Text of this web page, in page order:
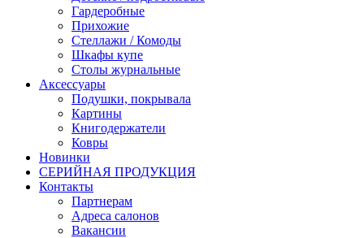
Гардеробные
Прихожие
Стеллажи / Комоды
Шкафы купе
Столы журнальные
Аксессуары
Подушки, покрывала
Картины
Книгодержатели
Ковры
Новинки
СЕРИЙНАЯ ПРОДУКЦИЯ
Контакты
Партнерам
Адреса салонов
Вакансии